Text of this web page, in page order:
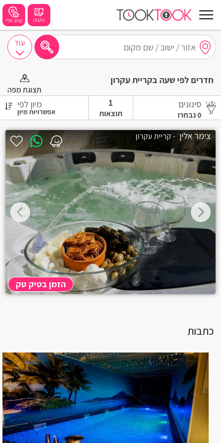
קרוב אליי כתבות
נתניה
תל אביב
בת ים
שזור
בורגתה
קרית אתא
קרית מוצקין
קרית ביאליק
רגבה
בית דגן
אשרת
עוד
חדרים לפי שעה בקריית עקרון
תצוגת מפה
סינונים
0נבחרו
1
תוצאות
מיון לפי
צימר אלין - קריית עקרון
הזמן בטיק טק
כתבות